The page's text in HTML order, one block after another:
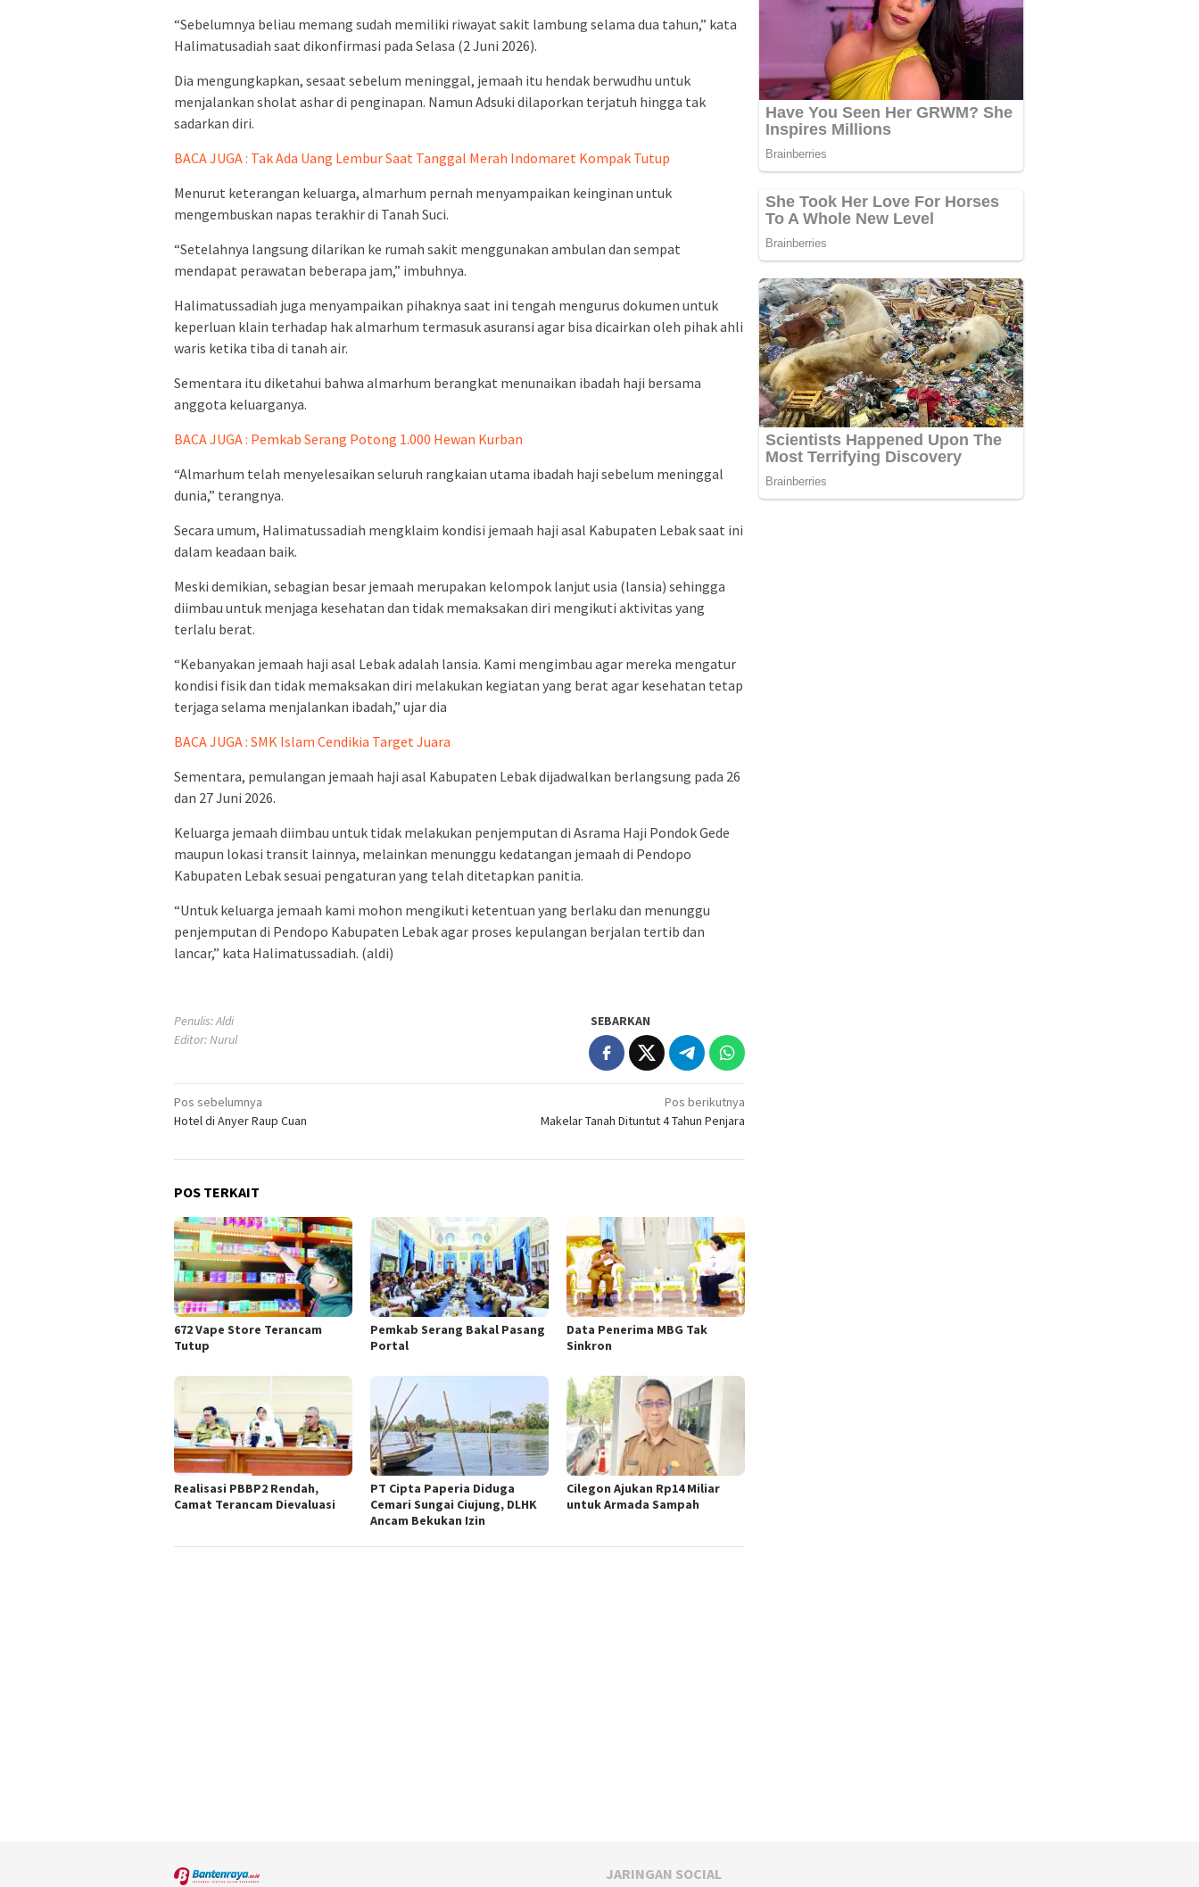
“Sebelumnya beliau memang sudah memiliki riwayat sakit lambung selama dua tahun,” kata
Halimatusadiah saat dikonfirmasi pada Selasa (2 Juni 2026).
Dia mengungkapkan, sesaat sebelum meninggal, jemaah itu hendak berwudhu untuk
menjalankan sholat ashar di penginapan. Namun Adsuki dilaporkan terjatuh hingga tak
sadarkan diri.
BACA JUGA : Tak Ada Uang Lembur Saat Tanggal Merah Indomaret Kompak Tutup
Menurut keterangan keluarga, almarhum pernah menyampaikan keinginan untuk
mengembuskan napas terakhir di Tanah Suci.
“Setelahnya langsung dilarikan ke rumah sakit menggunakan ambulan dan sempat
mendapat perawatan beberapa jam,” imbuhnya.
Halimatussadiah juga menyampaikan pihaknya saat ini tengah mengurus dokumen untuk
keperluan klain terhadap hak almarhum termasuk asuransi agar bisa dicairkan oleh pihak ahli
waris ketika tiba di tanah air.
Sementara itu diketahui bahwa almarhum berangkat menunaikan ibadah haji bersama
anggota keluarganya.
BACA JUGA : Pemkab Serang Potong 1.000 Hewan Kurban
“Almarhum telah menyelesaikan seluruh rangkaian utama ibadah haji sebelum meninggal
dunia,” terangnya.
Secara umum, Halimatussadiah mengklaim kondisi jemaah haji asal Kabupaten Lebak saat ini
dalam keadaan baik.
Meski demikian, sebagian besar jemaah merupakan kelompok lanjut usia (lansia) sehingga
diimbau untuk menjaga kesehatan dan tidak memaksakan diri mengikuti aktivitas yang
terlalu berat.
“Kebanyakan jemaah haji asal Lebak adalah lansia. Kami mengimbau agar mereka mengatur
kondisi fisik dan tidak memaksakan diri melakukan kegiatan yang berat agar kesehatan tetap
terjaga selama menjalankan ibadah,” ujar dia
BACA JUGA : SMK Islam Cendikia Target Juara
Sementara, pemulangan jemaah haji asal Kabupaten Lebak dijadwalkan berlangsung pada 26
dan 27 Juni 2026.
Keluarga jemaah diimbau untuk tidak melakukan penjemputan di Asrama Haji Pondok Gede
maupun lokasi transit lainnya, melainkan menunggu kedatangan jemaah di Pendopo
Kabupaten Lebak sesuai pengaturan yang telah ditetapkan panitia.
“Untuk keluarga jemaah kami mohon mengikuti ketentuan yang berlaku dan menunggu
penjemputan di Pendopo Kabupaten Lebak agar proses kepulangan berjalan tertib dan
lancar,” kata Halimatussadiah. (aldi)
Penulis: Aldi
Editor: Nurul
SEBARKAN
Navigasi
pos
Pos sebelumnya
Hotel di Anyer Raup Cuan
Pos berikutnya
Makelar Tanah Dituntut 4 Tahun Penjara
POS TERKAIT
672 Vape Store Terancam
Tutup
Pemkab Serang Bakal Pasang
Portal
Data Penerima MBG Tak
Sinkron
Realisasi PBBP2 Rendah,
Camat Terancam Dievaluasi
PT Cipta Paperia Diduga
Cemari Sungai Ciujung, DLHK
Ancam Bekukan Izin
Cilegon Ajukan Rp14 Miliar
untuk Armada Sampah
JARINGAN SOCIAL